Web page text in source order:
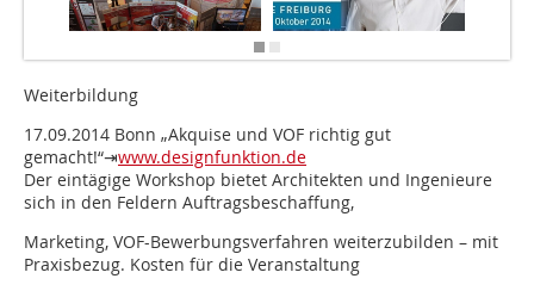
Weiterbildung
17.09.2014 Bonn „Akquise und VOF richtig gut
gemacht!“⇥www.designfunktion.de
Der eintägige Workshop bietet Architekten und Ingenieure
sich in den Feldern Auftragsbeschaffung,
Marketing, VOF-Bewerbungsverfahren weiterzubilden – mit
Praxisbezug. Kosten für die Veranstaltung